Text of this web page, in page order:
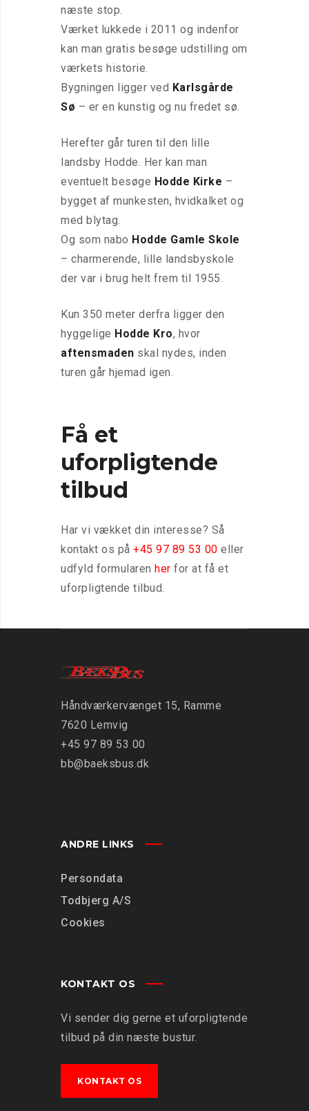
næste stop.
Værket lukkede i 2011 og indenfor
kan man gratis besøge udstilling om
værkets historie.
Bygningen ligger ved Karlsgårde
Sø – er en kunstig og nu fredet sø.
Herefter går turen til den lille
landsby Hodde. Her kan man
eventuelt besøge Hodde Kirke –
bygget af munkesten, hvidkalket og
med blytag.
Og som nabo Hodde Gamle Skole
– charmerende, lille landsbyskole
der var i brug helt frem til 1955.
Kun 350 meter derfra ligger den
hyggelige Hodde Kro, hvor
aftensmaden skal nydes, inden
turen går hjemad igen.
Få et
uforpligtende
tilbud
Har vi vækket din interesse? Så
kontakt os på +45 97 89 53 00 eller
udfyld formularen her for at få et
uforpligtende tilbud.
Håndværkervænget 15, Ramme
7620 Lemvig
+45 97 89 53 00
bb@baeksbus.dk
ANDRE LINKS
Persondata
Todbjerg A/S
Cookies
KONTAKT OS
Vi sender dig gerne et uforpligtende
tilbud på din næste bustur.
KONTAKT OS